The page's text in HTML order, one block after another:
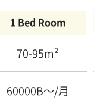
1 Bed Room
70-95m²
60000B〜/月